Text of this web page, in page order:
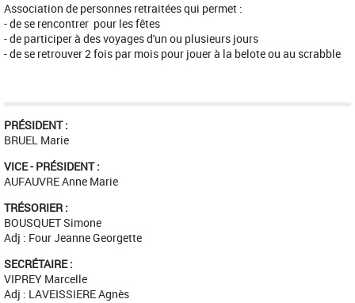
Association de personnes retraitées qui permet :
- de se rencontrer pour les fêtes
- de participer à des voyages d'un ou plusieurs jours
- de se retrouver 2 fois par mois pour jouer à la belote ou au scrabble
PRÉSIDENT :
BRUEL Marie
VICE - PRÉSIDENT :
AUFAUVRE Anne Marie
TRÉSORIER :
BOUSQUET Simone
Adj : Four Jeanne Georgette
SECRÉTAIRE :
VIPREY Marcelle
Adj : LAVEISSIERE Agnès